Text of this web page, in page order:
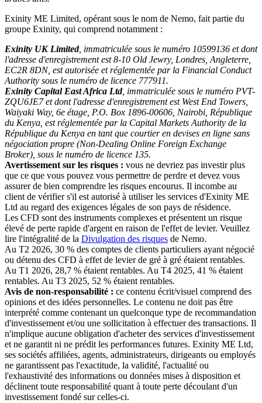
Exinity ME Limited, opérant sous le nom de Nemo, fait partie du
groupe Exinity, qui comprend notamment :
Exinity UK Limited, immatriculée sous le numéro 10599136 et dont
l'adresse d'enregistrement est 8-10 Old Jewry, Londres, Angleterre,
EC2R 8DN, est autorisée et réglementée par la Financial Conduct
Authority sous le numéro de licence 777911.
Exinity Capital East Africa Ltd, immatriculée sous le numéro PVT-
ZQU6JE7 et dont l'adresse d'enregistrement est West End Towers,
Waiyaki Way, 6e étage, P.O. Box 1896-00606, Nairobi, République
du Kenya, est réglementée par la Capital Markets Authority de la
République du Kenya en tant que courtier en devises en ligne sans
négociation propre (Non-Dealing Online Foreign Exchange
Broker), sous le numéro de licence 135.
Avertissement sur les risques : vous ne devriez pas investir plus
que ce que vous pouvez vous permettre de perdre et devez vous
assurer de bien comprendre les risques encourus. Il incombe au
client de vérifier s'il est autorisé à utiliser les services d'Exinity ME
Ltd au regard des exigences légales de son pays de résidence.
Les CFD sont des instruments complexes et présentent un risque
élevé de perte rapide d'argent en raison de l'effet de levier. Veuillez
lire l'intégralité de la Divulgation des risques de Nemo.
Au T2 2026, 30 % des comptes de clients particuliers ayant négocié
ou détenu des CFD à effet de levier de gré à gré étaient rentables.
Au T1 2026, 28,7 % étaient rentables. Au T4 2025, 41 % étaient
rentables. Au T3 2025, 52 % étaient rentables.
Avis de non-responsabilité : ce contenu écrit/visuel comprend des
opinions et des idées personnelles. Le contenu ne doit pas être
interprété comme contenant un quelconque type de recommandation
d'investissement et/ou une sollicitation à effectuer des transactions. Il
n'implique aucune obligation d'acheter des services d'investissement
et ne garantit ni ne prédit les performances futures. Exinity ME Ltd,
ses sociétés affiliées, agents, administrateurs, dirigeants ou employés
ne garantissent pas l'exactitude, la validité, l'actualité ou
l'exhaustivité des informations ou données mises à disposition et
déclinent toute responsabilité quant à toute perte découlant d'un
investissement fondé sur celles-ci.